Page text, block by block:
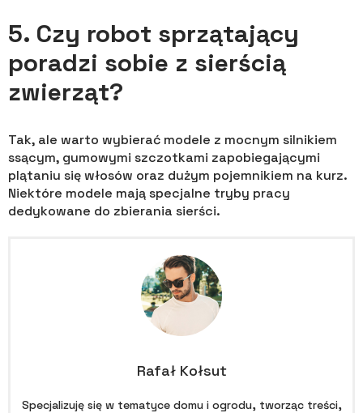
5. Czy robot sprzątający
poradzi sobie z sierścią
zwierząt?
Tak, ale warto wybierać modele z mocnym silnikiem
ssącym, gumowymi szczotkami zapobiegającymi
plątaniu się włosów oraz dużym pojemnikiem na kurz.
Niektóre modele mają specjalne tryby pracy
dedykowane do zbierania sierści.
Rafał Kołsut
Specjalizuję się w tematyce domu i ogrodu, tworząc treści,